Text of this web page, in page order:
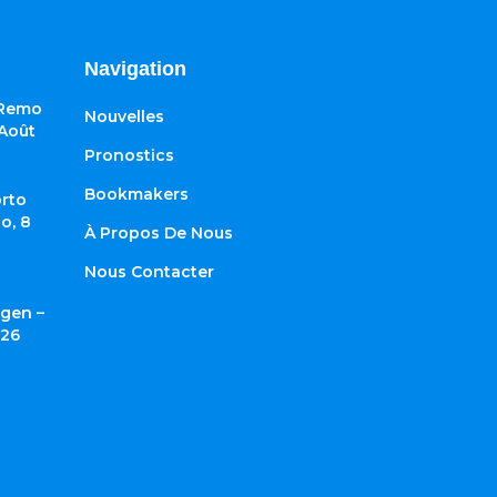
8
–
Navigation
Nouvelles
Pronostics
Bookmakers
À Propos De Nous
Nous Contacter